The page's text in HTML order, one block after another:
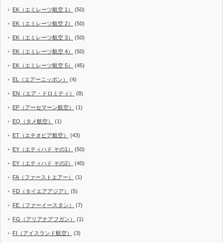
EK（エミレーツ航空 1） (50)
EK（エミレーツ航空 2） (50)
EK（エミレーツ航空 3） (50)
EK（エミレーツ航空 4） (50)
EK（エミレーツ航空 5） (45)
EL（エアーニッポン） (4)
EN（エア・ドロミティ） (8)
EP（アーセマーン航空） (1)
EQ（タメ航空） (1)
ET（エチオピア航空） (43)
EY（エティハド その1） (50)
EY（エティハド その2） (40)
FA（ファーストエアー） (1)
FD（タイエアアジア） (5)
FE（ファーイースタン） (7)
FG（アリアナアフガン） (1)
FI（アイスランド航空） (3)